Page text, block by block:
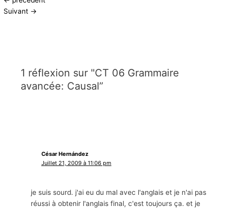
Suivant →
1 réflexion sur "CT 06 Grammaire
avancée: Causal”
César Hernández
Juillet 21, 2009 à 11:06 pm
je suis sourd. j'ai eu du mal avec l'anglais et je n'ai pas
réussi à obtenir l'anglais final, c'est toujours ça. et je